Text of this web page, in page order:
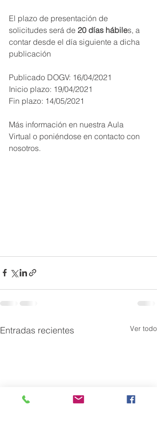
El plazo de presentación de
solicitudes será de 20 días hábiles, a
contar desde el día siguiente a dicha
publicación
Publicado DOGV: 16/04/2021
Inicio plazo: 19/04/2021
Fin plazo: 14/05/2021
Más información en nuestra Aula
Virtual o poniéndose en contacto con
nosotros.
Entradas recientes Ver todo